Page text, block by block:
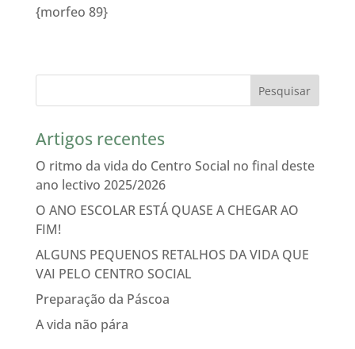
{morfeo 89}
Artigos recentes
O ritmo da vida do Centro Social no final deste
ano lectivo 2025/2026
O ANO ESCOLAR ESTÁ QUASE A CHEGAR AO
FIM!
ALGUNS PEQUENOS RETALHOS DA VIDA QUE
VAI PELO CENTRO SOCIAL
Preparação da Páscoa
A vida não pára